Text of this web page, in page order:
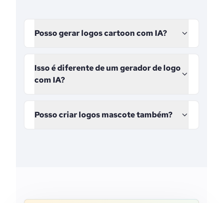
Posso gerar logos cartoon com IA?
Isso é diferente de um gerador de logo
com IA?
Posso criar logos mascote também?